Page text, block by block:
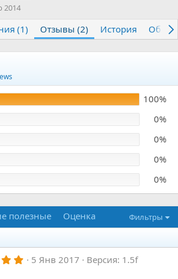
2014
(1) Отзывы (2) История
100%
0%
0%
0%
0%
полезные Оценка
Фильтры
5 5 Янв 2017
Версия: 1.5f